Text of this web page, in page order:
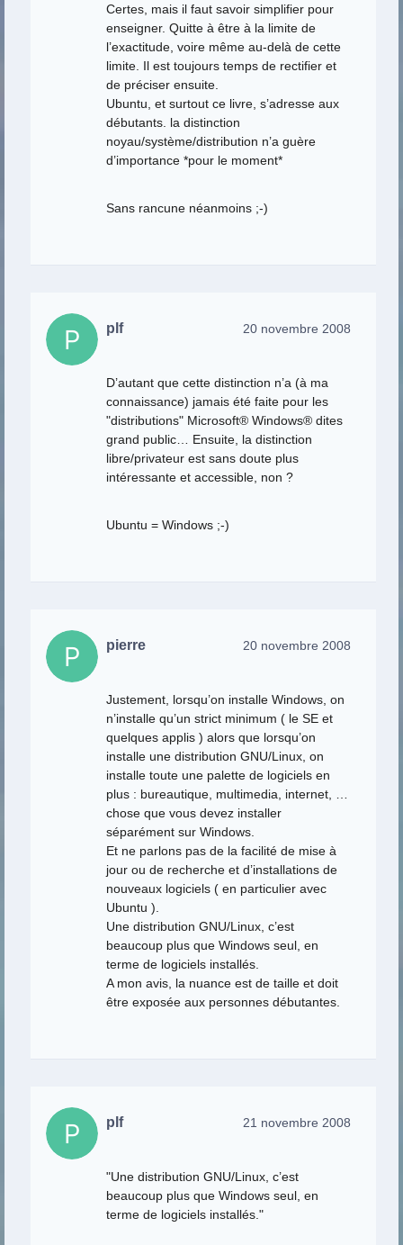
Certes, mais il faut savoir simplifier pour
enseigner. Quitte à être à la limite de
l’exactitude, voire même au-delà de cette
limite. Il est toujours temps de rectifier et
de préciser ensuite.
Ubuntu, et surtout ce livre, s’adresse aux
débutants. la distinction
noyau/système/distribution n’a guère
d’importance *pour le moment*
Sans rancune néanmoins ;-)
plf 20 novembre 2008
D’autant que cette distinction n’a (à ma
connaissance) jamais été faite pour les
"distributions" Microsoft® Windows® dites
grand public… Ensuite, la distinction
libre/privateur est sans doute plus
intéressante et accessible, non ?
Ubuntu = Windows ;-)
pierre 20 novembre 2008
Justement, lorsqu’on installe Windows, on
n’installe qu’un strict minimum ( le SE et
quelques applis ) alors que lorsqu’on
installe une distribution GNU/Linux, on
installe toute une palette de logiciels en
plus : bureautique, multimedia, internet, …
chose que vous devez installer
séparément sur Windows.
Et ne parlons pas de la facilité de mise à
jour ou de recherche et d’installations de
nouveaux logiciels ( en particulier avec
Ubuntu ).
Une distribution GNU/Linux, c’est
beaucoup plus que Windows seul, en
terme de logiciels installés.
A mon avis, la nuance est de taille et doit
être exposée aux personnes débutantes.
plf 21 novembre 2008
"Une distribution GNU/Linux, c’est
beaucoup plus que Windows seul, en
terme de logiciels installés."